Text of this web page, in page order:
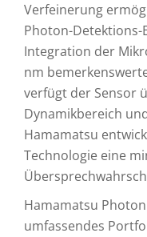
Verfeinerung
Photon-Detektions-
Integration der
nm
verfügt der Sensor
Dynamikbereich
Hamamatsu
Technologie eine
Hamamatsu
umfassendes